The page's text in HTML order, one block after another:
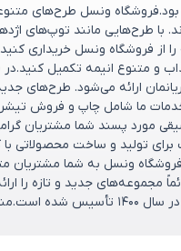
ونسل طرح‌های
با طرح‌هایی مانند توپ‌های
از فروشگاه ونسل خریداری
و متنوع انیمه تکمیل
ارائه می‌شود. طرح‌های
ما شامل چاپ و فروش
مورد پسند شما مشتریان
برای تولید و ساخت
ونسل به شما مشتریان
مجموعه‌های جدید و تازه
خواهید داشت. ما مفتخریم که